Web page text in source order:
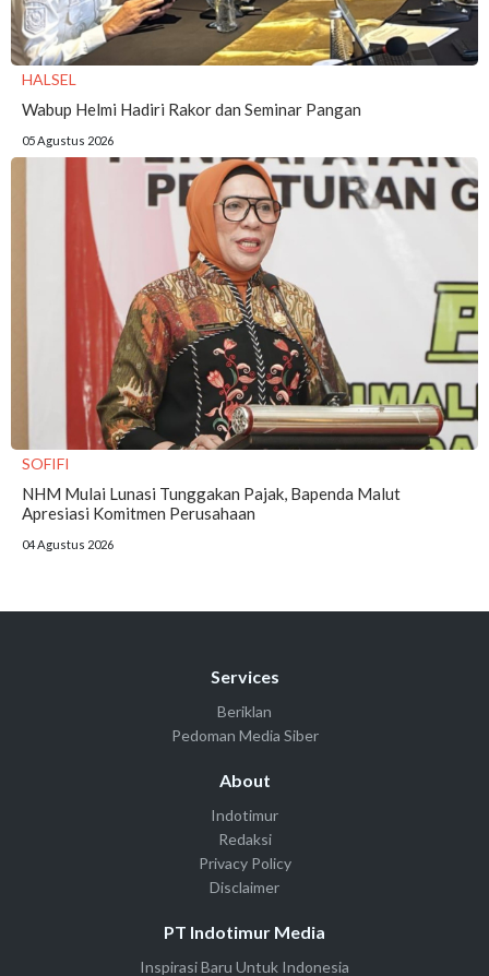
HALSEL
Wabup Helmi Hadiri Rakor dan Seminar Pangan
05 Agustus 2026
SOFIFI
NHM Mulai Lunasi Tunggakan Pajak, Bapenda Malut
Apresiasi Komitmen Perusahaan
04 Agustus 2026
Services
Beriklan
Pedoman Media Siber
About
Indotimur
Redaksi
Privacy Policy
Disclaimer
PT Indotimur Media
Inspirasi Baru Untuk Indonesia